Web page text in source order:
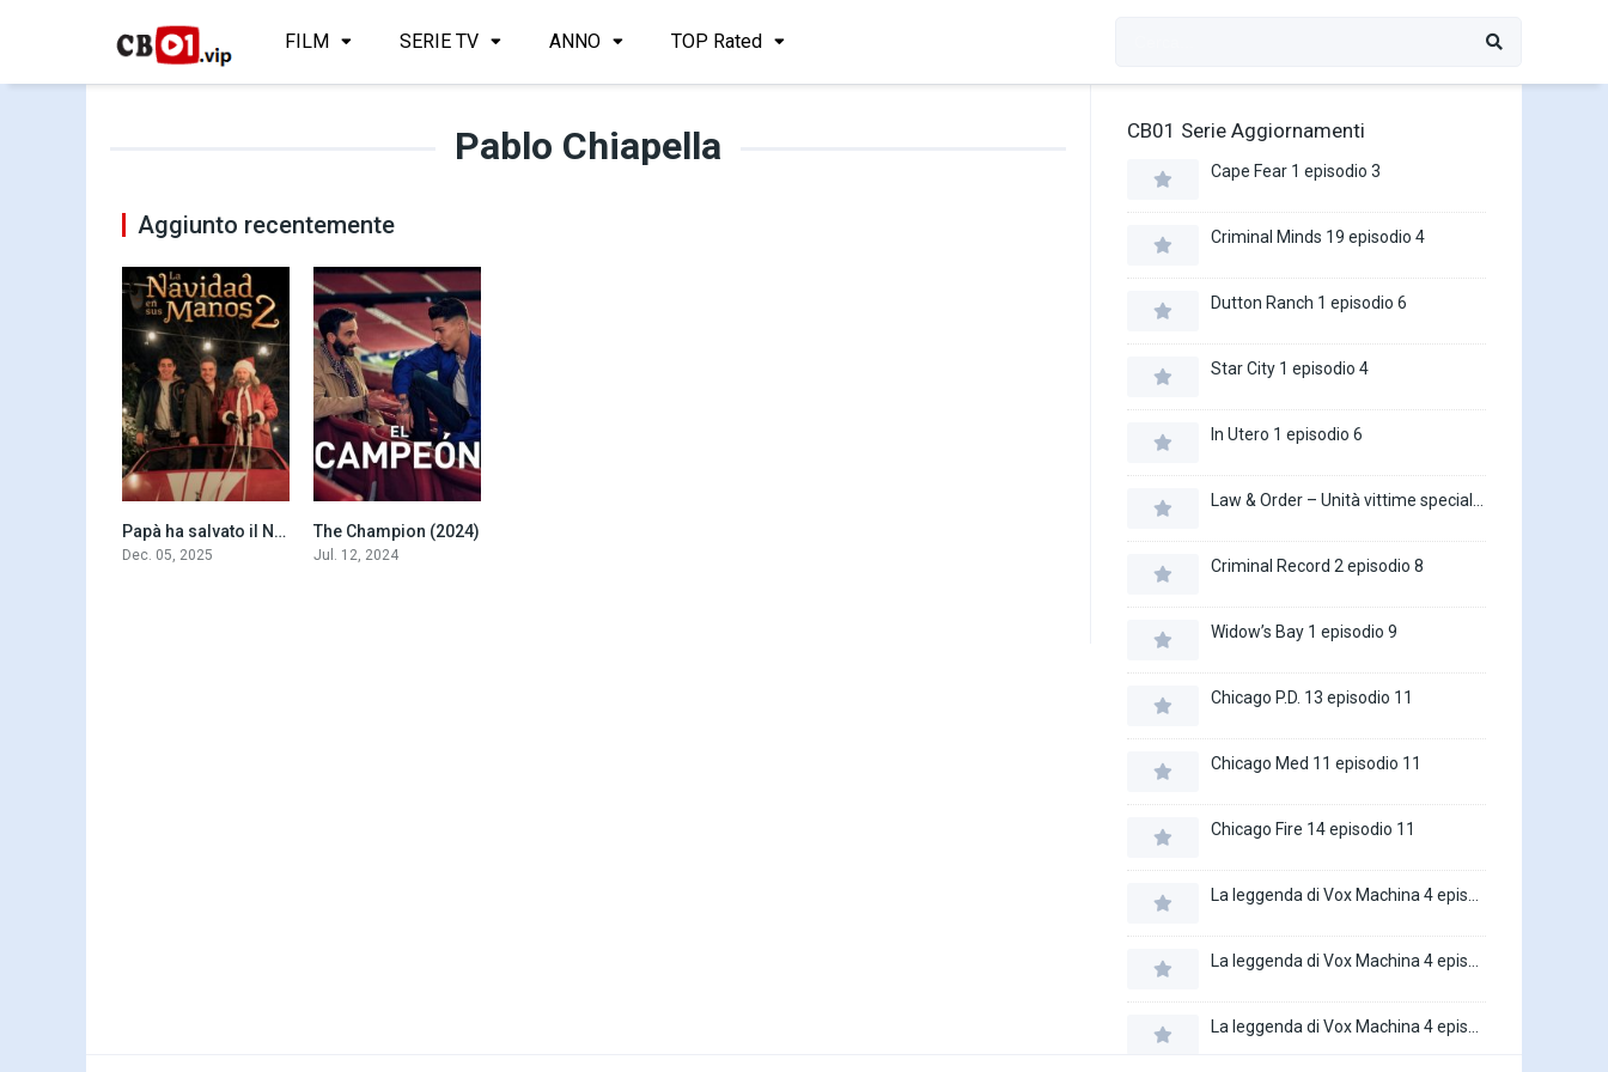
FILM SERIE TV ANNO TOP Rated
Pablo Chiapella
Aggiunto recentemente
0Papà ha salvato il Natale 2 (2025)
Dec. 05, 2025
0
The Champion (2024)
Jul. 12, 2024
CB01 Serie Aggiornamenti
Cape Fear 1 episodio 3
Criminal Minds 19 episodio 4
Dutton Ranch 1 episodio 6
Star City 1 episodio 4
In Utero 1 episodio 6
Criminal Record 2 episodio 8
Widow’s Bay 1 episodio 9
Chicago P.D. 13 episodio 11
Chicago Med 11 episodio 11
Chicago Fire 14 episodio 11